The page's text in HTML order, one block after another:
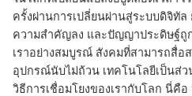
ครั้งผ่านการเปลี่ยนผ่านสู่ระบบดิจิทั
ความสำคัญลง และปัญญาประดิษฐ์ถู
เราอย่างสมบูรณ์ สังคมที่สามารถสื่
อุปกรณ์นับไม่ถ้วน เทคโนโลยีเป็นส่
วิธีการเชื่อมโยงของเรากับโลก นี่คื